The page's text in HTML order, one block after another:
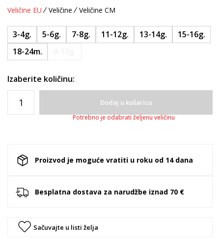
Veličine EU Veličine Veličine CM
3-4g. 5-6g. 7-8g. 11-12g. 13-14g.
15-16g.
18-24m.
Izaberite količinu:
Dodaj u košaricu
Potrebno je odabrati željenu veličinu
Proizvod je moguće vratiti u roku od 14 dana
Besplatna dostava za narudžbe iznad 70 €
Sačuvajte u listi želja